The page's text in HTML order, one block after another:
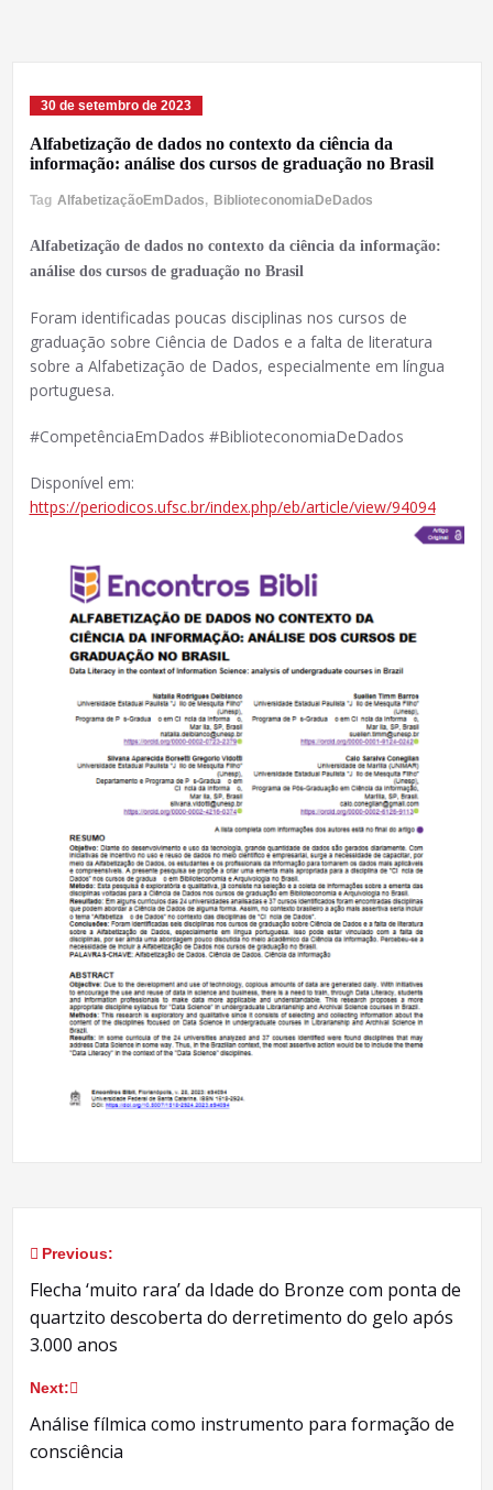
30 de setembro de 2023
Alfabetização de dados no contexto da ciência da
informação: análise dos cursos de graduação no Brasil
Tag AlfabetizaçãoEmDados, BiblioteconomiaDeDados
Alfabetização de dados no contexto da ciência da informação:
análise dos cursos de graduação no Brasil
Foram identificadas poucas disciplinas nos cursos de
graduação sobre Ciência de Dados e a falta de literatura
sobre a Alfabetização de Dados, especialmente em língua
portuguesa.
#CompetênciaEmDados #BiblioteconomiaDeDados
Disponível em:
https://periodicos.ufsc.br/index.php/eb/article/view/94094
Navegação
de
Post
Previous:
Flecha ‘muito rara’ da Idade do Bronze com ponta de
quartzito descoberta do derretimento do gelo após
3.000 anos
Next:
Análise fílmica como instrumento para formação de
consciência